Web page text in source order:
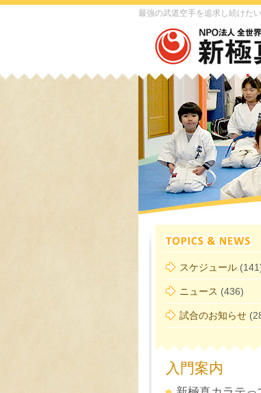
最強の武道空手を追求し続けた
スケジュール
ニュース (436)
試合のお知らせ
入門案内